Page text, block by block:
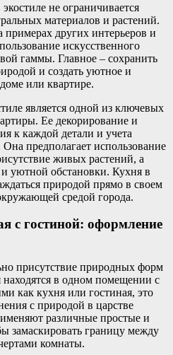
не ограничивается
материалов и растений.
других интерьеров и
искусственного
гаммы. Главное – сохранить
и создать уютное и
или квартире.
является одной из ключевых
Ее декорирование и
к каждой детали и учета
предполагает использование
живых растений, а
уютной обстановки. Кухня в
природой прямо в своем
средой города.
с гостиной: оформление
присутствие природных форм
находятся в одном помещении с
как кухня или гостиная, это
с природой в царстве
различные простые и
замаскировать границу между
комнаты.